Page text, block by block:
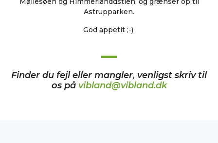
Astrupparken.
God appetit ;-)
Finder du fejl eller mangler, venligst skriv til
os på vibland@vibland.dk